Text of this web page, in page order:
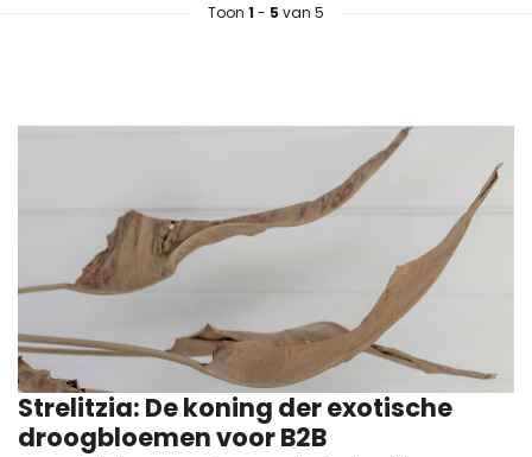
Toon 1 - 5 van 5
Strelitzia: De koning der exotische
droogbloemen voor B2B